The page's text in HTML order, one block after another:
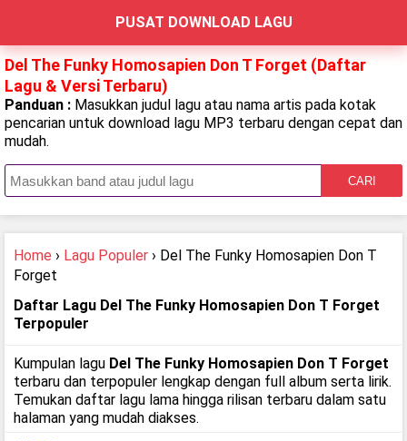
PUSAT DOWNLOAD LAGU
Del The Funky Homosapien Don T Forget (Daftar
Lagu & Versi Terbaru)
Panduan : Masukkan judul lagu atau nama artis pada kotak
pencarian untuk download lagu MP3 terbaru dengan cepat dan
mudah.
CARI
Home › Lagu Populer › Del The Funky Homosapien Don T
Forget
Daftar Lagu Del The Funky Homosapien Don T Forget
Terpopuler
Kumpulan lagu Del The Funky Homosapien Don T Forget
terbaru dan terpopuler lengkap dengan full album serta lirik.
Temukan daftar lagu lama hingga rilisan terbaru dalam satu
halaman yang mudah diakses.